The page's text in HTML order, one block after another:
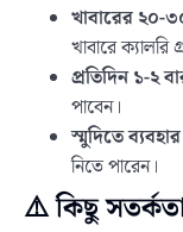
খাবারের ২০-
খাবারে ক্যালরি
প্রতিদিন ১-২
পাবেন।
স্মুদিতে
নিতে পারেন।
⚠️ কিছু সতর্কতা